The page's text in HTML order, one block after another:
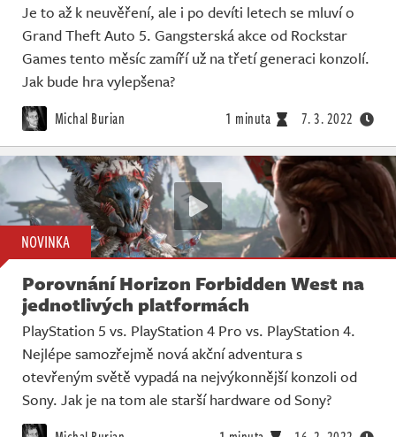
Je to až k neuvěření, ale i po devíti letech se mluví o
Grand Theft Auto 5. Gangsterská akce od Rockstar
Games tento měsíc zamíří už na třetí generaci konzolí.
Jak bude hra vylepšena?
Michal Burian 1 minuta 7. 3. 2022
NOVINKA
Porovnání Horizon Forbidden West na
jednotlivých platformách
PlayStation 5 vs. PlayStation 4 Pro vs. PlayStation 4.
Nejlépe samozřejmě nová akční adventura s
otevřeným světě vypadá na nejvýkonnější konzoli od
Sony. Jak je na tom ale starší hardware od Sony?